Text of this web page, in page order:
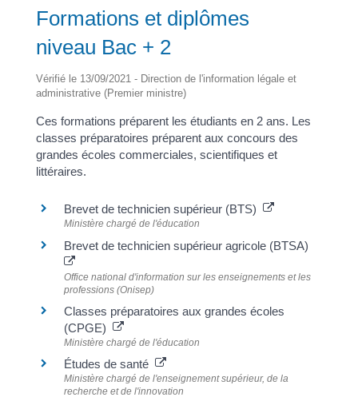
Formations et diplômes
niveau Bac + 2
Vérifié le 13/09/2021 - Direction de l'information légale et
administrative (Premier ministre)
Ces formations préparent les étudiants en 2 ans. Les
classes préparatoires préparent aux concours des
grandes écoles commerciales, scientifiques et
littéraires.
Brevet de technicien supérieur (BTS)
Ministère chargé de l'éducation
Brevet de technicien supérieur agricole (BTSA)
Office national d'information sur les enseignements et les
professions (Onisep)
Classes préparatoires aux grandes écoles
(CPGE)
Ministère chargé de l'éducation
Études de santé
Ministère chargé de l'enseignement supérieur, de la
recherche et de l'innovation